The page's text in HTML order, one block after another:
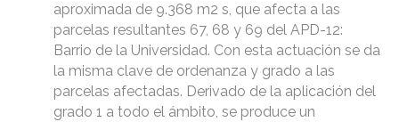
aproximada de 9.368 m2 s, que afecta a las
parcelas resultantes 67, 68 y 69 del APD-12:
Barrio de la Universidad. Con esta actuación se da
la misma clave de ordenanza y grado a las
parcelas afectadas. Derivado de la aplicación del
grado 1 a todo el ámbito, se produce un